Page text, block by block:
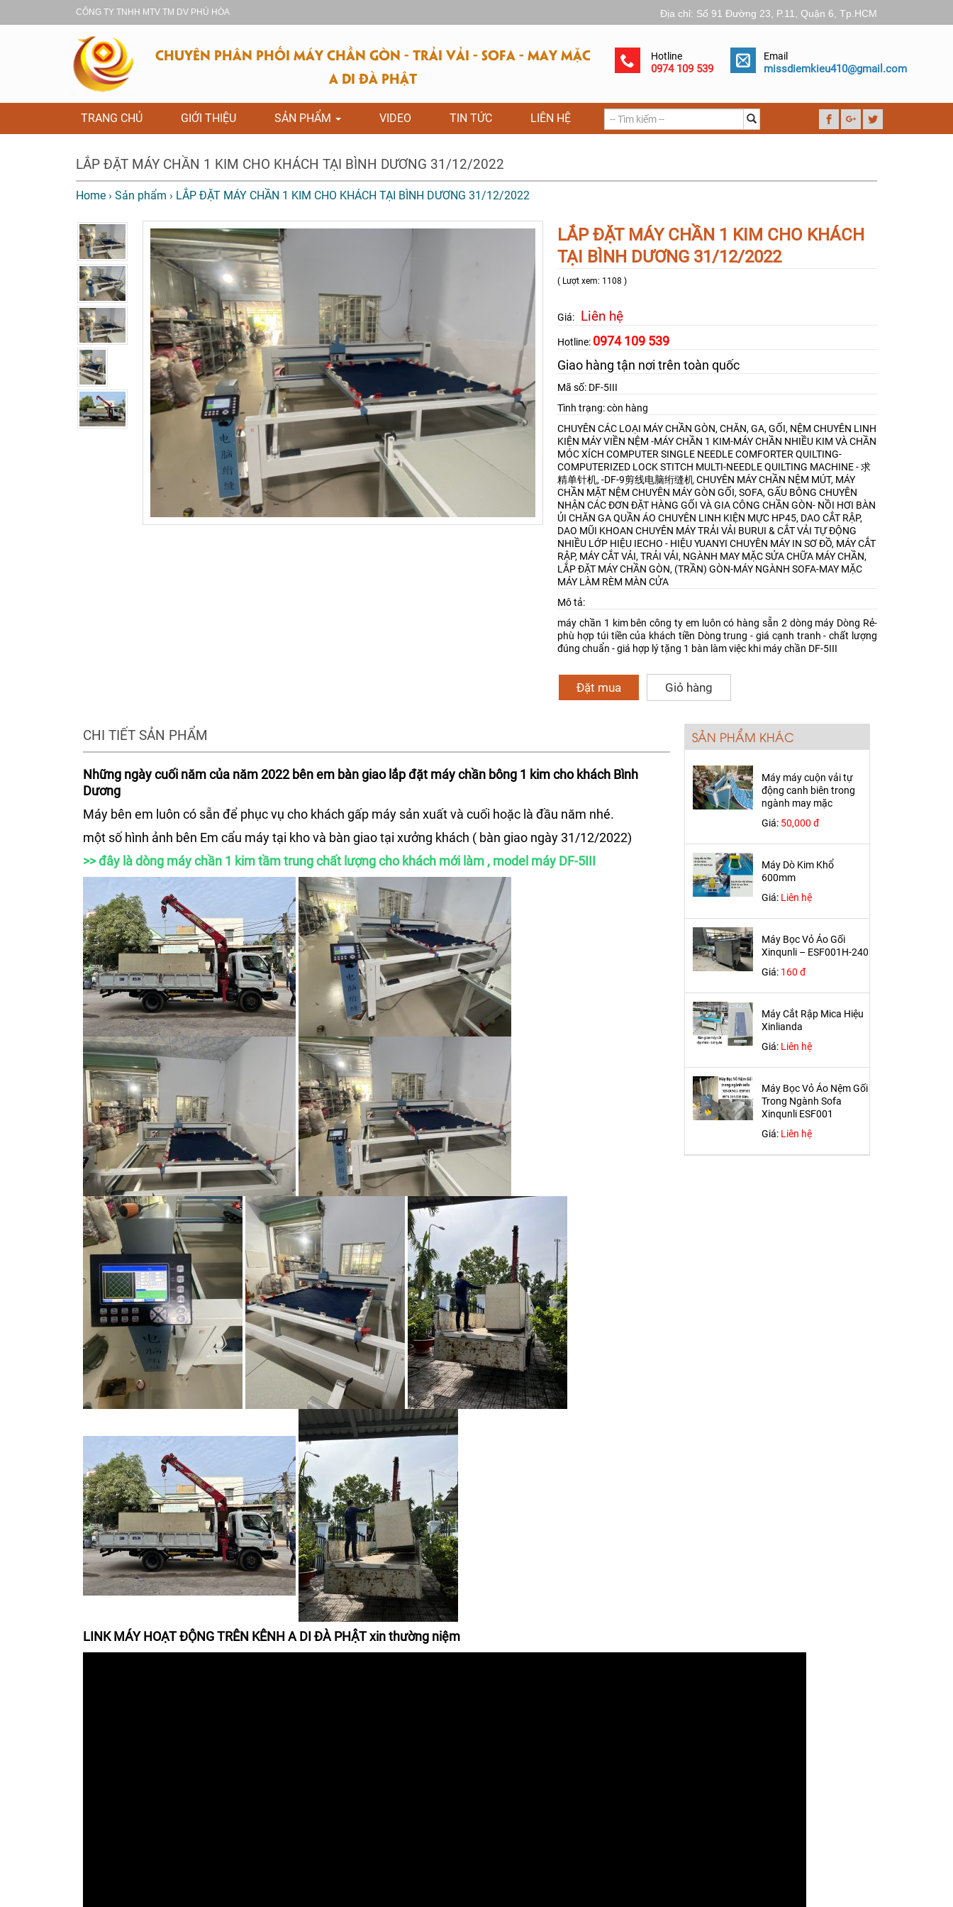
CÔNG TY TNHH MTV TM DV PHÚ HÒA Địa chỉ: Số 91 Đường 23, P.11, Quận 6, Tp.HCM
CHUYÊN PHÂN PHỐI MÁY CHẦN GÒN - TRẢI VẢI - SOFA - MAY MẶC
A DI ĐÀ PHẬT
Hotline
0974 109 539
Email
missdiemkieu410@gmail.com
TRANG CHỦ GIỚI THIỆU SẢN PHẨM VIDEO TIN TỨC LIÊN HỆ
LẮP ĐẶT MÁY CHẦN 1 KIM CHO KHÁCH TẠI BÌNH DƯƠNG 31/12/2022
Home › Sản phẩm › LẮP ĐẶT MÁY CHẦN 1 KIM CHO KHÁCH TẠI BÌNH DƯƠNG 31/12/2022
LẮP ĐẶT MÁY CHẦN 1 KIM CHO KHÁCH
TẠI BÌNH DƯƠNG 31/12/2022
( Lượt xem: 1108 )
Giá: Liên hệ
Hotline: 0974 109 539
Giao hàng tận nơi trên toàn quốc
Mã số: DF-5III
Tình trạng: còn hàng
CHUYÊN CÁC LOẠI MÁY CHẦN GÒN, CHĂN, GA, GỐI, NỆM CHUYÊN LINH
KIỆN MÁY VIỀN NỆM -MÁY CHẦN 1 KIM-MÁY CHẦN NHIỀU KIM VÀ CHẦN
MÓC XÍCH COMPUTER SINGLE NEEDLE COMFORTER QUILTING-
COMPUTERIZED LOCK STITCH MULTI-NEEDLE QUILTING MACHINE - 求
精单针机, -DF-9剪线电脑绗缝机CHUYÊN MÁY CHẦN NỆM MÚT, MÁY
CHẦN MẶT NỆMCHUYÊN MÁY GÒN GỐI, SOFA, GẤU BÔNGCHUYÊN
NHẬN CÁC ĐƠN ĐẶT HÀNG GỐI VÀ GIA CÔNG CHẦN GÒN- NỒI HƠI BÀN
ỦI CHĂN GA QUẦN ÁOCHUYÊN LINH KIỆN MỰC HP45, DAO CẮT RẬP,
DAO MŨI KHOAN CHUYÊN MÁY TRẢI VẢI BURUI & CẮT VẢI TỰ ĐỘNG
NHIỀU LỚP HIỆU IECHO - HIỆU YUANYI CHUYÊN MÁY IN SƠ ĐỒ, MÁY CẮT
RẬP, MÁY CẮT VẢI, TRẢI VẢI, NGÀNH MAY MẶCSỬA CHỮA MÁY CHẦN,
LẮP ĐẶT MÁY CHẦN GÒN, (TRẦN) GÒN-MÁY NGÀNH SOFA-MAY MẶC
MÁY LÀM RÈM MÀN CỬA
Mô tả:
máy chần 1 kim bên công ty em luôn có hàng sẵn 2 dòng máy Dòng Rẻ-
phù hợp túi tiền của khách tiền Dòng trung - giá cạnh tranh - chất lượng
đúng chuẩn - giá hợp lý tặng 1 bàn làm việc khi máy chần DF-5III
Đặt mua Giỏ hàng
CHI TIẾT SẢN PHẨM
Những ngày cuối năm của năm 2022 bên em bàn giao lắp đặt máy chần bông 1 kim cho khách Bình
Dương
Máy bên em luôn có sẵn để phục vụ cho khách gấp máy sản xuất và cuối hoặc là đầu năm nhé.
một số hình ảnh bên Em cẩu máy tại kho và bàn giao tại xưởng khách ( bàn giao ngày 31/12/2022)
>> đây là dòng máy chần 1 kim tầm trung chất lượng cho khách mới làm , model máy DF-5III
LINK MÁY HOẠT ĐỘNG TRÊN KÊNH A DI ĐÀ PHẬT xin thường niệm
SẢN PHẨM KHÁC
Máy máy cuộn vải tự
động canh biên trong
ngành may mặc
Giá: 50,000 đ
Máy Dò Kim Khổ
600mm
Giá: Liên hệ
Máy Bọc Vỏ Áo Gối
Xinqunli – ESF001H-240
Giá: 160 đ
Máy Cắt Rập Mica Hiệu
Xinlianda
Giá: Liên hệ
Máy Bọc Vỏ Áo Nệm Gối
Trong Ngành Sofa
Xinqunli ESF001
Giá: Liên hệ